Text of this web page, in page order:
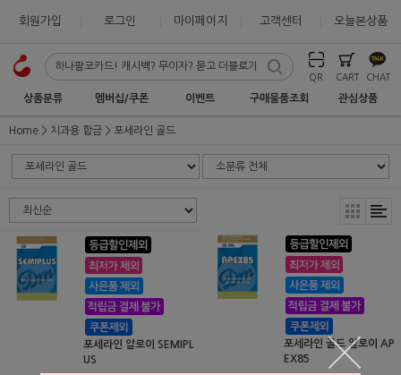
회원가입 로그인 마이페이지 고객센터 오늘본상품
QR CART CHAT
상품분류 멤버십/쿠폰 이벤트 구매물품조회 관심상품
Home 치과용 합금 포세라인 골드
포세라인 알로이 SEMIPL
US
포세라인 골드 알로이 AP
EX85